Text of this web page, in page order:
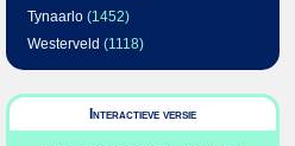
Tynaarlo (1452)
Westerveld (1118)
Interactieve versie